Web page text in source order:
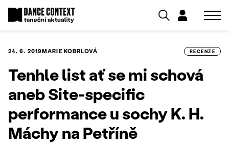
24. 6. 2019MARIE KOBRLOVÁ RECENZE
Tenhle list ať se mi schová
aneb Site-specific
performance u sochy K. H.
Máchy na Petříně